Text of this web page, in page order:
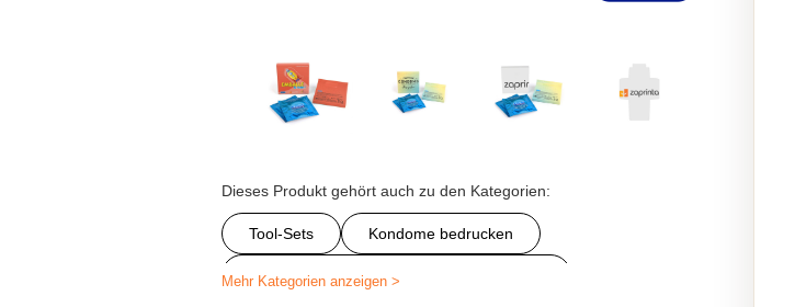
Dieses Produkt gehört auch zu den Kategorien:
Tool-Sets Kondome bedrucken
Kondome mit bedrucktem Papierumschlag
Mehr Kategorien anzeigen >